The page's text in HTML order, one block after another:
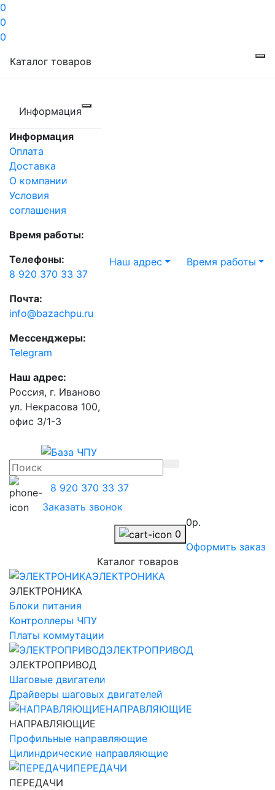
0
0
0
Каталог товаров
Информация
Информация
Оплата
Доставка
О компании
Условия
соглашения
Время работы:
Телефоны:
8 920 370 33 37
Почта:
info@bazachpu.ru
Мессенджеры:
Telegram
Наш адрес:
Россия, г. Иваново
ул. Некрасова 100,
офис 3/1-3
Наш адрес Время работы
8 920 370 33 37
Заказать звонок
0
0р.
Оформить заказ
Каталог товаров
ЭЛЕКТРОНИКА
ЭЛЕКТРОНИКА
Блоки питания
Контроллеры ЧПУ
Платы коммутации
ЭЛЕКТРОПРИВОД
ЭЛЕКТРОПРИВОД
Шаговые двигатели
Драйверы шаговых двигателей
НАПРАВЛЯЮЩИЕ
НАПРАВЛЯЮЩИЕ
Профильные направляющие
Цилиндрические направляющие
ПЕРЕДАЧИ
ПЕРЕДАЧИ